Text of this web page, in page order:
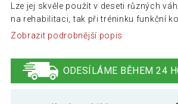
Lze jej skvěle použít v deseti různých
na rehabilitaci, tak při tréninku funkční
Zobrazit podrobnější popis
ODESÍLÁME BĚHEM 24